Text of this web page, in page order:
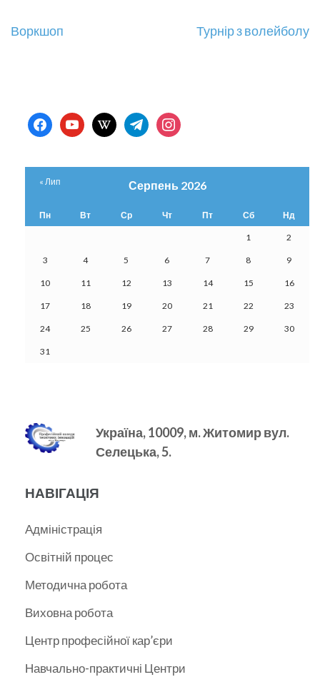
Навігація
Воркшоп Турнір з волейболу
facebookyoutubewikipediatelegraminstagram
Серпень 2026
Пн Вт Ср Чт Пт Сб Нд
1 2
3 4 5 6 7 8 9
10 11 12 13 14 15 16
17 18 19 20 21 22 23
24 25 26 27 28 29 30
31
« Лип
Україна, 10009, м.Житомир вул.
Селецька, 5.
НАВІГАЦІЯ
Адміністрація
Освітній процес
Методична робота
Виховна робота
Центр професійної кар’єри
Навчально-практичні Центри